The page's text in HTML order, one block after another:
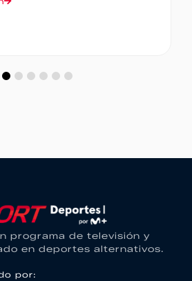
programa de televisión y
en deportes alternativos.
por: